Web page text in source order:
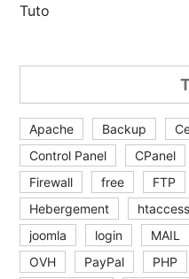
Tuto
Apache Backup
Control Panel
CPanel
Firewall
free FTP
Hebergement
htaccess
joomla
login MAIL
OVH
PayPal PHP